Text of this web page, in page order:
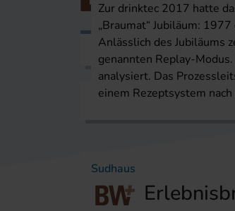
Themen
Startseite Themen
Zur drinktec 2017 hatte
„Braumat“ Jubiläum:
Anlässlich des Jubiläums
genannten Replay-
analysiert. Das
einem Rezeptsystem
Sudhaus